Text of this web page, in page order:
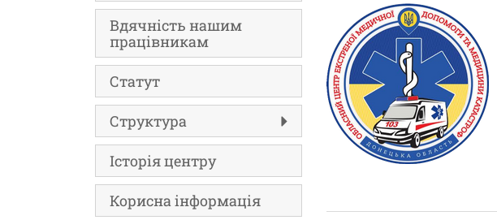
Вдячність нашим
працівникам
Статут
Структура
Історія центру
Корисна інформація